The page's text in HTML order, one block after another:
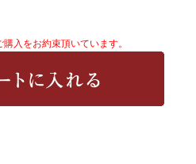
入をお約束頂いています。